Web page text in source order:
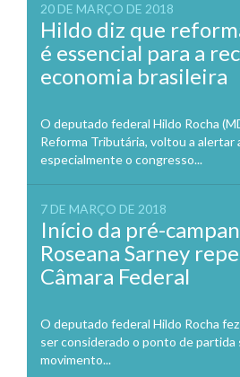
20 DE MARÇO DE 2018
Hildo diz que
é essencial para a
economia brasileira
O deputado federal Hildo Rocha
Reforma Tributária, voltou a alertar
especialmente o congresso...
7 DE MARÇO DE 2018
Início da pré-
Roseana Sarney
Câmara Federal
O deputado federal Hildo Rocha
ser considerado o ponto de partida
movimento...